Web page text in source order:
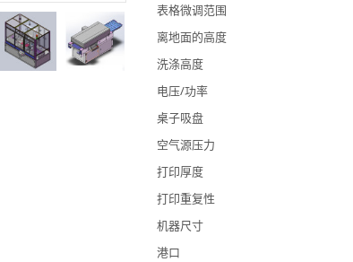
表格微调范围
离地面的高度
洗涤高度
电压/功率
桌子吸盘
空气源压力
打印厚度
打印重复性
机器尺寸
港口